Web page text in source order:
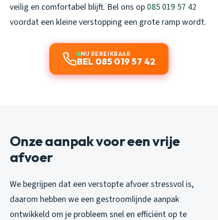
veilig en comfortabel blijft. Bel ons op 085 019 57 42
voordat een kleine verstopping een grote ramp wordt.
NU BEREIKBAAR
BEL 085 019 57 42
Onze aanpak voor een vrije
afvoer
We begrijpen dat een verstopte afvoer stressvol is,
daarom hebben we een gestroomlijnde aanpak
ontwikkeld om je probleem snel en efficiënt op te